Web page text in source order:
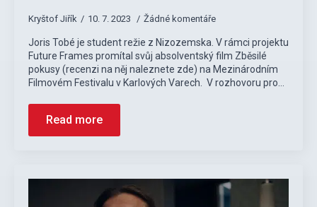
Kryštof Jiřík 10. 7. 2023 Žádné komentáře
Joris Tobé je student režie z Nizozemska. V rámci projektu
Future Frames promítal svůj absolventský film Zběsilé
pokusy (recenzi na něj naleznete zde) na Mezinárodním
Filmovém Festivalu v Karlových Varech. V rozhovoru pro…
Read more